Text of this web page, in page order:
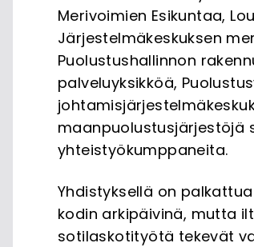
Merivoimien Esikuntaa,
Järjestelmäkeskuksen
Puolustushallinnon
palveluyksikköä,
maanpuolustusjärjestöjä
yhteistyökumppaneita.
Yhdistyksellä on
kodin arkipäivinä, mutta
sotilaskotityötä tekevät